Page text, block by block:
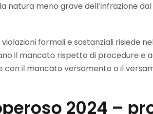
natura meno grave dell’infrazione
formali e sostanziali risiede
il mancato rispetto di procedure e
il mancato versamento o il
2024 –